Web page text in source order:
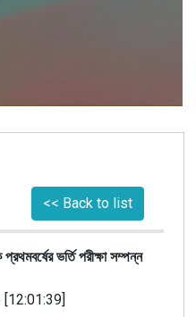
<< Back to list
ভর্তি পরীক্ষা সম্পন্ন